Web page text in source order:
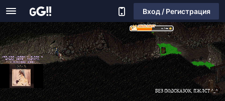
Вход / Регистрация